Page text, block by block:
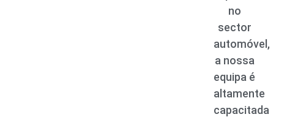
no
sector
automóvel,
a nossa
equipa é
altamente
capacitada